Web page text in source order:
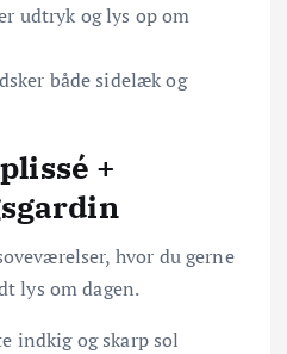
udtryk og lys op om
både sidelæk og
+
hvor du gerne
lys om dagen.
indkig og skarp sol